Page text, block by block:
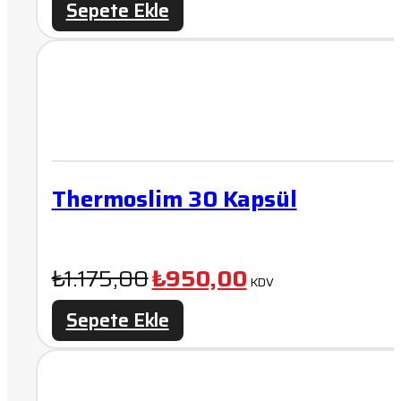
₺1.400,00.
Sepete Ekle
Thermoslim 30 Kapsül
₺1.175,00Orijinal
fiyat:
₺1.175,00.
₺950,00Şu
KDV
Sepete Ekle